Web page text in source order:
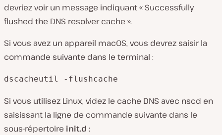
devriez voir un message indiquant « Successfully
flushed the DNS resolver cache ».
Si vous avez un appareil macOS, vous devrez saisir la
commande suivante dans le terminal :
dscacheutil -flushcache
Si vous utilisez Linux, videz le cache DNS avec nscd en
saisissant la ligne de commande suivante dans le
sous-répertoire init.d :